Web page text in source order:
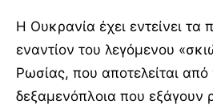
Η Ουκρανία έχει εντείνει τα
εναντίον του λεγόμενου
Ρωσίας, που αποτελείται από
δεξαμενόπλοια που εξάγουν